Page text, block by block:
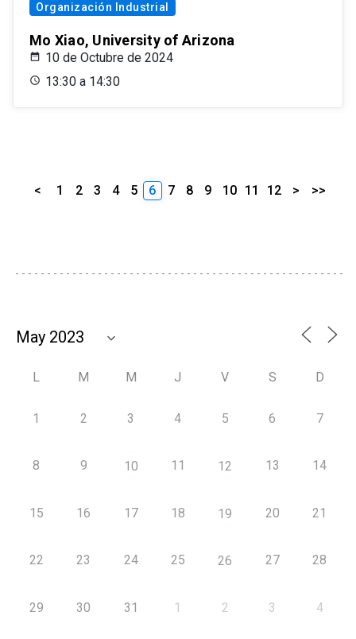
Organización Industrial
Mo Xiao, University of Arizona
10 de Octubre de 2024
13:30 a 14:30
< 1 2 3 4 5 6 7 8 9 10 11 12 > >>
L M M J V S D
1 2 3 4 5 6 7
8 9 10 11 12 13 14
15 16 17 18 19 20 21
22 23 24 25 26 27 28
29 30 31 1 2 3 4